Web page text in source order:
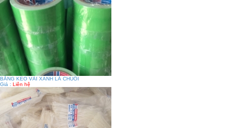
BĂNG KEO VẢI XANH LÁ CHUỐI
Giá : Liên hệ